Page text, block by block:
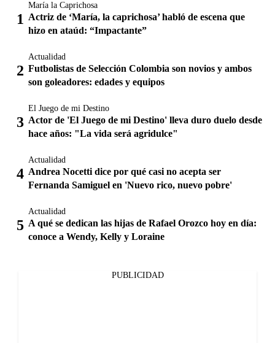
María la Caprichosa
Actriz de ‘María, la caprichosa’ habló de escena que
hizo en ataúd: “Impactante”
Actualidad
Futbolistas de Selección Colombia son novios y ambos
son goleadores: edades y equipos
El Juego de mi Destino
Actor de 'El Juego de mi Destino' lleva duro duelo desde
hace años: "La vida será agridulce"
Actualidad
Andrea Nocetti dice por qué casi no acepta ser
Fernanda Samiguel en 'Nuevo rico, nuevo pobre'
Actualidad
A qué se dedican las hijas de Rafael Orozco hoy en día:
conoce a Wendy, Kelly y Loraine
PUBLICIDAD